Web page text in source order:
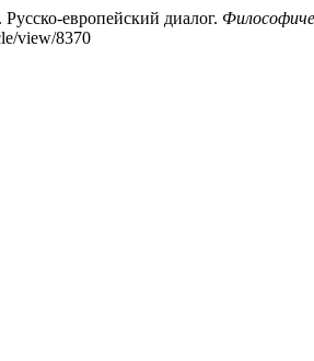
европейский диалог.
view/8370